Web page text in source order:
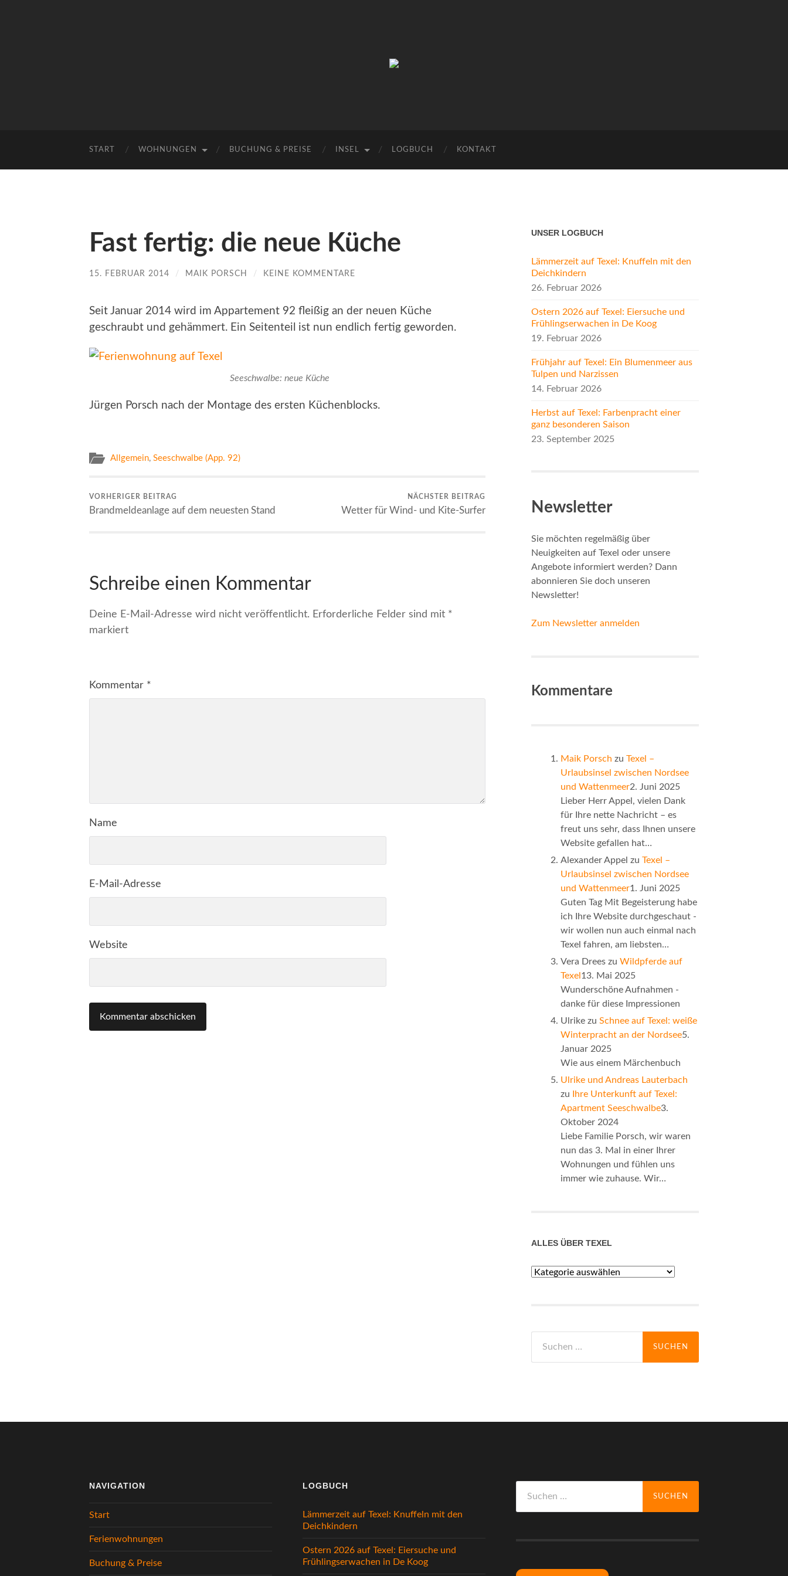
Porsch
START WOHNUNGEN BUCHUNG & PREISE INSEL LOGBUCH KONTAKT
Fast fertig: die neue Küche
15. FEBRUAR 2014 / MAIK PORSCH / KEINE KOMMENTARE
Seit Januar 2014 wird im Appartement 92 fleißig an der neuen Küche
geschraubt und gehämmert. Ein Seitenteil ist nun endlich fertig geworden.
Seeschwalbe: neue Küche
Jürgen Porsch nach der Montage des ersten Küchenblocks.
Allgemein, Seeschwalbe (App. 92)
VORHERIGER BEITRAG
Brandmeldeanlage auf dem neuesten Stand
NÄCHSTER BEITRAG
Wetter für Wind- und Kite-Surfer
Schreibe einen Kommentar
Deine E-Mail-Adresse wird nicht veröffentlicht. Erforderliche Felder sind mit *
markiert
Kommentar *
Name
E-Mail-Adresse
Website
UNSER LOGBUCH
Lämmerzeit auf Texel: Knuffeln mit den
Deichkindern
26. Februar 2026
Ostern 2026 auf Texel: Eiersuche und
Frühlingserwachen in De Koog
19. Februar 2026
Frühjahr auf Texel: Ein Blumenmeer aus
Tulpen und Narzissen
14. Februar 2026
Herbst auf Texel: Farbenpracht einer
ganz besonderen Saison
23. September 2025
Newsletter
Sie möchten regelmäßig über
Neuigkeiten auf Texel oder unsere
Angebote informiert werden? Dann
abonnieren Sie doch unseren
Newsletter!
Zum Newsletter anmelden
Kommentare
Maik Porsch zu Texel –
Urlaubsinsel zwischen Nordsee
und Wattenmeer2. Juni 2025
Lieber Herr Appel, vielen Dank
für Ihre nette Nachricht – es
freut uns sehr, dass Ihnen unsere
Website gefallen hat…
Alexander Appel zu Texel –
Urlaubsinsel zwischen Nordsee
und Wattenmeer1. Juni 2025
Guten Tag Mit Begeisterung habe
ich Ihre Website durchgeschaut -
wir wollen nun auch einmal nach
Texel fahren, am liebsten…
Vera Drees zu Wildpferde auf
Texel 13. Mai 2025
Wunderschöne Aufnahmen -
danke für diese Impressionen
Ulrike zu Schnee auf Texel: weiße
Winterpracht an der Nordsee5.
Januar 2025
Wie aus einem Märchenbuch
Ulrike und Andreas Lauterbach
zu
Ihre Unterkunft auf Texel:
Apartment Seeschwalbe3.
Oktober 2024
Liebe Familie Porsch, wir waren
nun das 3. Mal in einer Ihrer
Wohnungen und fühlen uns
immer wie zuhause. Wir…
ALLES ÜBER TEXEL
Alles
nach:
NAVIGATION
Start
Ferienwohnungen
Buchung & Preise
LOGBUCH
Lämmerzeit auf Texel: Knuffeln mit den
Deichkindern
Ostern 2026 auf Texel: Eiersuche und
Frühlingserwachen in De Koog
nach: